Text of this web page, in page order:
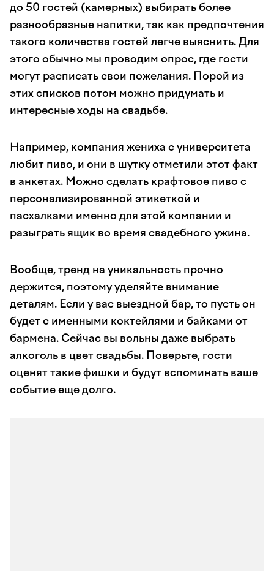
до 50 гостей (камерных) выбирать более
разнообразные напитки, так как предпочтения
такого количества гостей легче выяснить. Для
этого обычно мы проводим опрос, где гости
могут расписать свои пожелания. Порой из
этих списков потом можно придумать и
интересные ходы на свадьбе.
Например, компания жениха с университета
любит пиво, и они в шутку отметили этот факт
в анкетах. Можно сделать крафтовое пиво с
персонализированной этикеткой и
пасхалками именно для этой компании и
разыграть ящик во время свадебного ужина.
Вообще, тренд на уникальность прочно
держится, поэтому уделяйте внимание
деталям. Если у вас выездной бар, то пусть он
будет с именными коктейлями и байками от
бармена. Сейчас вы вольны даже выбрать
алкоголь в цвет свадьбы. Поверьте, гости
оценят такие фишки и будут вспоминать ваше
событие еще долго.